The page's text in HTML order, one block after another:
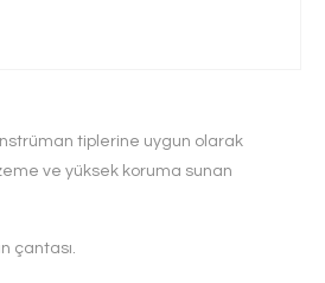
tiplerine uygun olarak
ve yüksek koruma sunan
çantası.